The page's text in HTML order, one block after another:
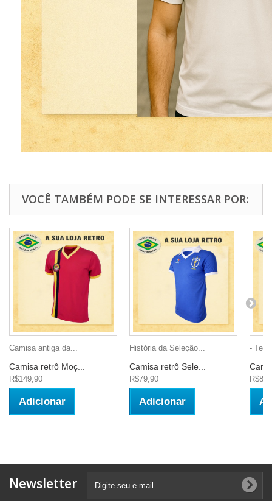
VOCÊ TAMBÉM PODE SE INTERESSAR POR:
Camisa antiga da...
Camisa retrô Moç...
R$149,90
Adicionar
História da Seleção...
Camisa retrô Sele...
R$79,90
Adicionar
-
Newsletter